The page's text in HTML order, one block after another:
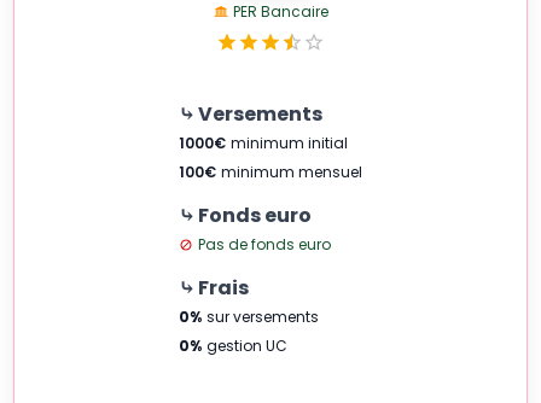
PER Bancaire
⤷ Versements
1000€ minimum initial
100€ minimum mensuel
⤷ Fonds euro
Pas de fonds euro
⤷ Frais
0% sur versements
0% gestion UC